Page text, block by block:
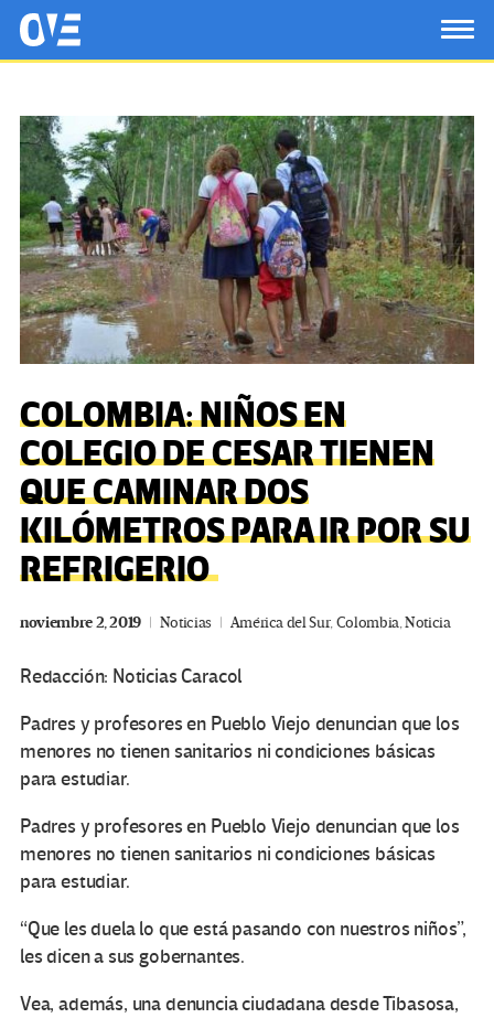
Saltar al contenido principal
OtrasVocesenEducacion.org
COLOMBIA: NIÑOS EN
COLEGIO DE CESAR TIENEN
QUE CAMINAR DOS
KILÓMETROS PARA IR POR SU
REFRIGERIO
noviembre 2, 2019 Noticias América del Sur,Colombia,Noticia
Redacción: Noticias Caracol
Padres y profesores en Pueblo Viejo denuncian que los
menores no tienen sanitarios ni condiciones básicas
para estudiar.
Padres y profesores en Pueblo Viejo denuncian que los
menores no tienen sanitarios ni condiciones básicas
para estudiar.
“Que les duela lo que está pasando con nuestros niños”,
les dicen a sus gobernantes.
Vea, además, una denuncia ciudadana desde Tibasosa,